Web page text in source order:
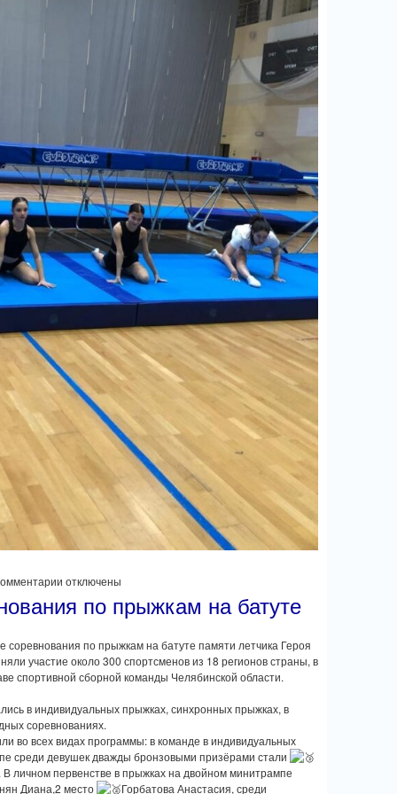
к
Всероссийские
по
прыжкам
на
отключены
по прыжкам на батуте
соревнования по прыжкам на батуте памяти летчика Героя
участие около 300 спортсменов из 18 регионов страны, в
спортивной сборной команды Челябинской области.
в индивидуальных прыжках, синхронных прыжках, в
соревнованиях.
во всех видах программы: в команде в индивидуальных
среди девушек дважды бронзовыми призёрами стали
личном первенстве в прыжках на двойном минитрампе
Диана,2 место
Горбатова Анастасия, среди